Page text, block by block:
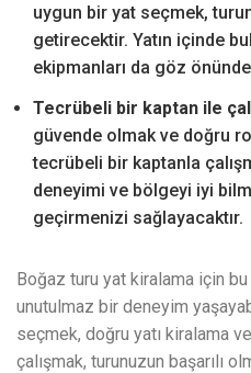
uygun bir yat seçmek,
getirecektir. Yatın içinde
ekipmanları da göz
Tecrübeli bir kaptan ile
güvende olmak ve doğru
tecrübeli bir kaptanla
deneyimi ve bölgeyi iyi
geçirmenizi sağlayacaktır.
Boğaz turu yat kiralama için bu
unutulmaz bir deneyim
seçmek, doğru yatı kiralama
çalışmak, turunuzun başarılı